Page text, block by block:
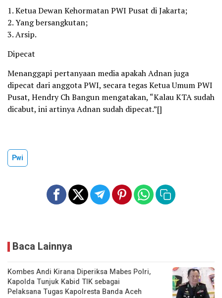
1. Ketua Dewan Kehormatan PWI Pusat di Jakarta;
2. Yang bersangkutan;
3. Arsip.
Dipecat
Menanggapi pertanyaan media apakah Adnan juga
dipecat dari anggota PWI, secara tegas Ketua Umum PWI
Pusat, Hendry Ch Bangun mengatakan, “Kalau KTA sudah
dicabut, ini artinya Adnan sudah dipecat.”[]
Pwi
Baca Lainnya
Kombes Andi Kirana Diperiksa Mabes Polri,
Kapolda Tunjuk Kabid TIK sebagai
Pelaksana Tugas Kapolresta Banda Aceh